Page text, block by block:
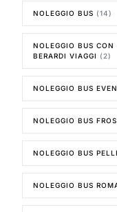
NOLEGGIO BUS (14)
NOLEGGIO BUS
BERARDI VIAGGI (2)
NOLEGGIO BUS
NOLEGGIO BUS
NOLEGGIO BUS
NOLEGGIO BUS